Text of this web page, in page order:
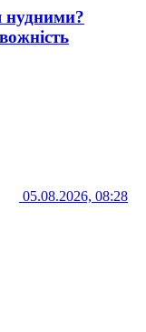
нудними?
05.08.2026, 08:28